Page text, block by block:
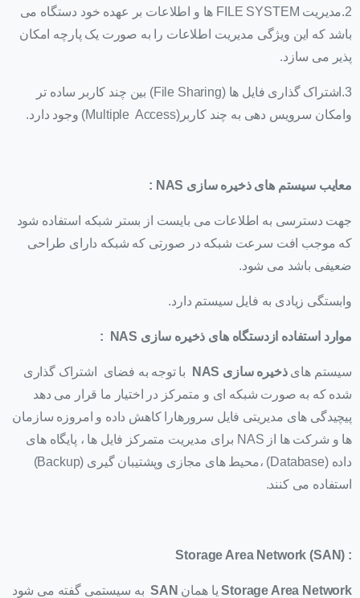
2.مدیریت FILE SYSTEM ها و اطلاعات بر عهده خود دستگاه می
باشد که این ویژگی مدیریت اطلاعات را به صورت یک پارچه امکان
پذیر می سازد.
3.اشتراک گذاری فایل ها (File Sharing) بین چند کاربر ساده تر
وامکان سرویس دهی به چند کاربر(Multiple Access) وجود دارد.
معایب سیستم های ذخیره سازی NAS
:
جهت دسترسی به اطلاعات می بایست از بستر شبکه استفاده شود
که موجب افت سرعت شبکه در صورتی که شبکه دارای طراحی
ضعیفی باشد می شود.
وابستگی زیادی به فایل سیستم دارد.
موارد استفاده ازدستگاه های ذخیره سازی NAS
:
سیستم هایذخیره سازی NAS
با توجه به فضای اشتراک گذاری
شده که به صورت شبکه ای و متمرکز در اختیار ما قرار می دهد
پیچیدگی های مدیریتی فایل سرورهارا کاهش داده و امروزه سازمان
ها و شرکت ها از NAS برای مدیریت متمرکز فایل ها ، پایگاه های
داده (Database) ،محیط های مجازی وپشتیبان گیری (Backup)
استفاده می کنند.
Storage Area Network (SAN) :
Storage Area Networkیا همان SANبه سیستمی گفته می شود